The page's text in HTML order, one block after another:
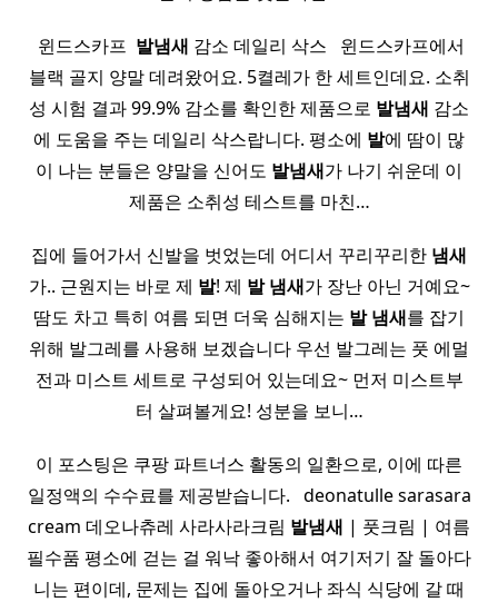
​ 윈드스카프 ​ 발냄새 감소 데일리 삭스 ​ ​ 윈드스카프에서
블랙 골지 양말 데려왔어요. 5켤레가 한 세트인데요. 소취
성 시험 결과 99.9% 감소를 확인한 제품으로 발냄새 감소
에 도움을 주는 데일리 삭스랍니다. 평소에 발에 땀이 많
이 나는 분들은 양말을 신어도 발냄새가 나기 쉬운데 이
제품은 소취성 테스트를 마친…
집에 들어가서 신발을 벗었는데 어디서 꾸리꾸리한 냄새
가.. 근원지는 바로 제 발! 제 발 냄새가 장난 아닌 거예요~
땀도 차고 특히 여름 되면 더욱 심해지는 발 냄새를 잡기
위해 발그레를 사용해 보겠습니다 우선 발그레는 풋 에멀
전과 미스트 세트로 구성되어 있는데요~ 먼저 미스트부
터 살펴볼게요! 성분을 보니…
이 포스팅은 쿠팡 파트너스 활동의 일환으로, 이에 따른
일정액의 수수료를 제공받습니다. ​ ​ deonatulle sarasara
cream 데오나츄레 사라사라크림 발냄새 | 풋크림 | 여름
필수품 평소에 걷는 걸 워낙 좋아해서 여기저기 잘 돌아다
니는 편이데, 문제는 집에 돌아오거나 좌식 식당에 갈 때